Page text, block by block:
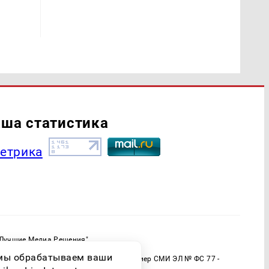
статистика
Медиа Решения"
(Роскомнадзор) Регистрационный номер СМИ ЭЛ № ФС 77 -
обрабатываем ваши